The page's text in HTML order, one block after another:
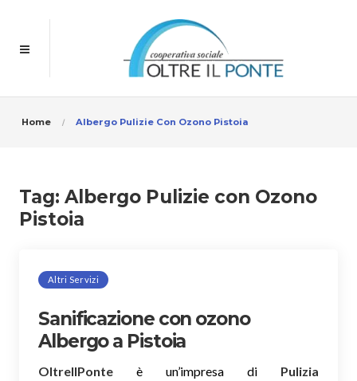
Home Albergo Pulizie Con Ozono Pistoia
Tag: Albergo Pulizie con Ozono
Pistoia
Altri Servizi
Sanificazione con ozono
Albergo a Pistoia
OltreIlPonte è un’impresa di Pulizia